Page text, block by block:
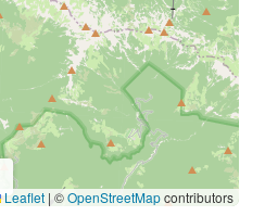
Leaflet | ©OpenStreetMapcontributors